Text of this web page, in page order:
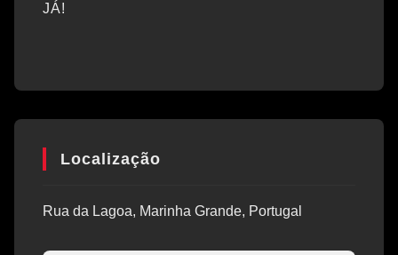
JÁ!
Localização
Rua da Lagoa, Marinha Grande, Portugal